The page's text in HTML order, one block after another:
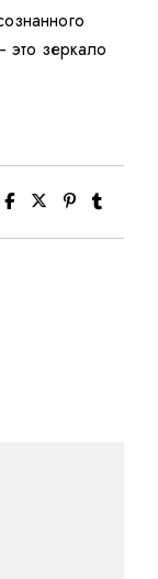
это зеркало